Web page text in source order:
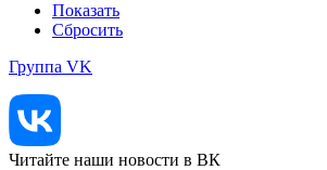
Показать
Сбросить
Группа VK
Читайте наши новости в ВК